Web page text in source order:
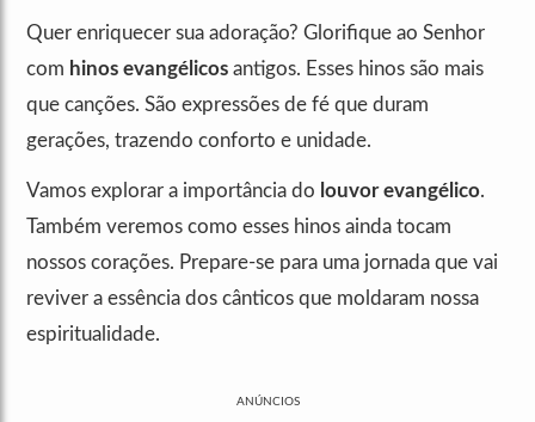
Quer enriquecer sua adoração? Glorifique ao Senhor
com hinos evangélicos antigos. Esses hinos são mais
que canções. São expressões de fé que duram
gerações, trazendo conforto e unidade.
Vamos explorar a importância do louvor evangélico.
Também veremos como esses hinos ainda tocam
nossos corações. Prepare-se para uma jornada que vai
reviver a essência dos cânticos que moldaram nossa
espiritualidade.
ANÚNCIOS